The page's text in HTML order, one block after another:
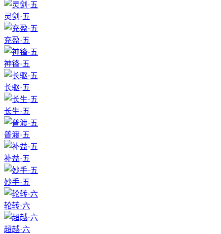
灵剑·五
充盈·五
神锋·五
长驱·五
长生·五
普渡·五
补益·五
妙手·五
轮转·六
超越·六